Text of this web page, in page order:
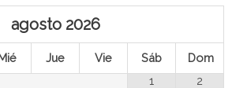
agosto 2026
Jue Vie Sáb
Dom
1
2